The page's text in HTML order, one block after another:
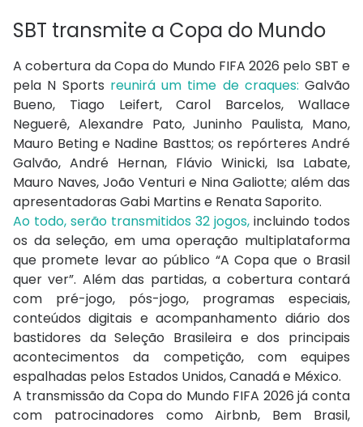
SBT transmite a Copa do Mundo
A cobertura da Copa do Mundo FIFA 2026 pelo SBT e
pela N Sports reunirá um time de craques: Galvão
Bueno, Tiago Leifert, Carol Barcelos, Wallace
Neguerê, Alexandre Pato, Juninho Paulista, Mano,
Mauro Beting e Nadine Basttos; os repórteres André
Galvão, André Hernan, Flávio Winicki, Isa Labate,
Mauro Naves, João Venturi e Nina Galiotte; além das
apresentadoras Gabi Martins e Renata Saporito.
Ao todo, serão transmitidos 32 jogos, incluindo todos
os da seleção, em uma operação multiplataforma
que promete levar ao público “A Copa que o Brasil
quer ver”. Além das partidas, a cobertura contará
com pré-jogo, pós-jogo, programas especiais,
conteúdos digitais e acompanhamento diário dos
bastidores da Seleção Brasileira e dos principais
acontecimentos da competição, com equipes
espalhadas pelos Estados Unidos, Canadá e México.
A transmissão da Copa do Mundo FIFA 2026 já conta
com patrocinadores como Airbnb, Bem Brasil,